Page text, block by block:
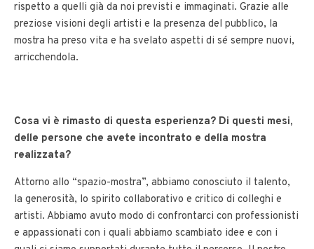
rispetto a quelli già da noi previsti e immaginati. Grazie alle
preziose visioni degli artisti e la presenza del pubblico, la
mostra ha preso vita e ha svelato aspetti di sé sempre nuovi,
arricchendola.
Cosa vi è rimasto di questa esperienza? Di questi mesi,
delle persone che avete incontrato e della mostra
realizzata?
Attorno allo “spazio-mostra”, abbiamo conosciuto il talento,
la generosità, lo spirito collaborativo e critico di colleghi e
artisti. Abbiamo avuto modo di confrontarci con professionisti
e appassionati con i quali abbiamo scambiato idee e con i